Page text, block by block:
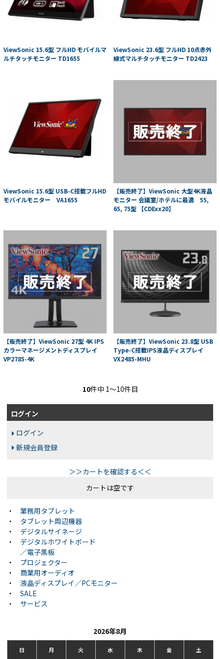
ViewSonic 15.6型 フルHD モバイルマ
ルチタッチモニター TD1655
ViewSonic 23.6型 フルHD 10点赤外
線式マルチタッチモニター TD2423
ViewSonic 15.6型 USB-C搭載フルHD
モバイルモニター VA1655
【販売終了】ViewSonic 大型4K液晶
モニター 会議室/ホテルに最適 55,
65, 75型 【CDExx20】
【販売終了】ViewSonic 27型 4K IPS
カラーマネージメントディスプレイ
VP2785-4K
【販売終了】ViewSonic 23.8型 USB
Type-C搭載IPS液晶ディスプレイ
VX2485-MHU
10件中 1〜10件目
ログイン
ログイン
新規会員登録
＞＞カートを確認する＜＜
カートは空です
・
業務用タブレット
・
タブレット周辺機器
・
デジタルサイネージ
・
デジタルホワイトボード
／電子黒板
・
プロジェクター
・
商業用オーディオ
・
液晶ディスプレイ／PCモニター
・
SALE
・
サービス
2026年8月
日 月 火 水 木 金 土